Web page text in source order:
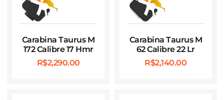
Carabina Taurus M
172 Calibre 17 Hmr
R$2,290.00
Carabina Taurus M
62 Calibre 22 Lr
R$2,140.00